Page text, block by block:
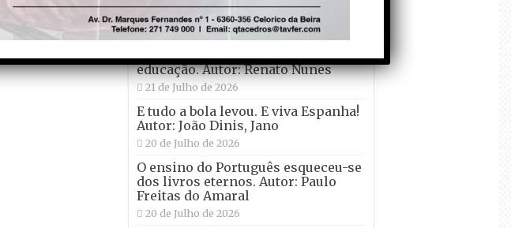
Martelo
24 de Julho de 2026
O desenvolvimento do país e a
educação. Autor: Renato Nunes
21 de Julho de 2026
E tudo a bola levou. E viva Espanha!
Autor: João Dinis, Jano
20 de Julho de 2026
O ensino do Português esqueceu-se
dos livros eternos. Autor: Paulo
Freitas do Amaral
20 de Julho de 2026